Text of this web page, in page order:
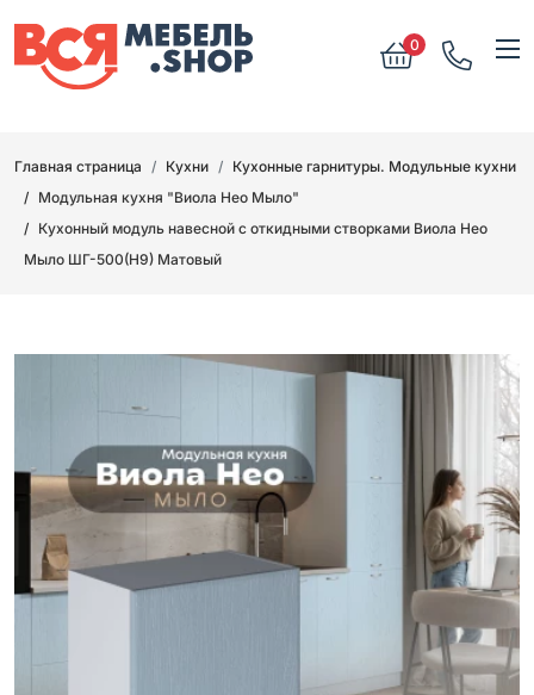
0
Главная страница Кухни
Кухонные гарнитуры. Модульные кухни
Модульная кухня "Виола Нео Мыло"
Кухонный модуль навесной с откидными створками Виола Нео
Мыло ШГ-500(Н9) Матовый